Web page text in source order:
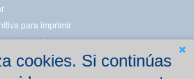
cookies. Si continúas
para imprimir
on line